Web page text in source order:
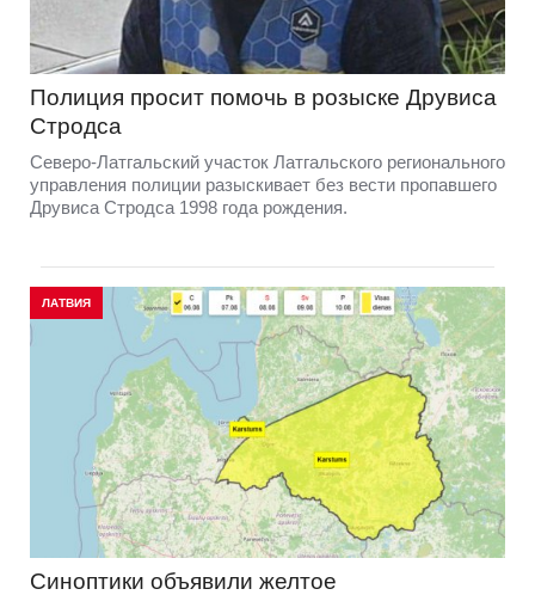
Полиция просит помочь в розыске Друвиса
Стродса
Северо-Латгальский участок Латгальского регионального
управления полиции разыскивает без вести пропавшего
Друвиса Стродса 1998 года рождения.
ЛАТВИЯ
Синоптики объявили желтое